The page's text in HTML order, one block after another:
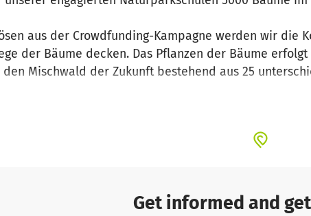
aus der Crowdfunding-Kampagne werden wir die
der Bäume decken. Das Pflanzen der Bäume
den Mischwald der Zukunft bestehend aus 25
Erhalt der Artenvielfalt leisten. Darüber hinaus
Naturfreundinnen und Naturfreunde sowie alle
Get informed and